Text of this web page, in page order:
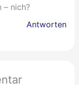
– nich?
Antworten